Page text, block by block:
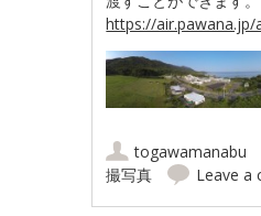
https://air.pawana.jp/
togawamanabu
撮写真
Leave a